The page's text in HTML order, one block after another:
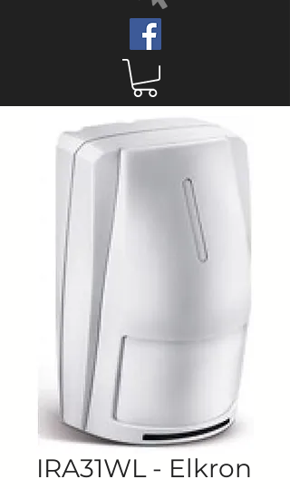
IRA31WL - Elkron